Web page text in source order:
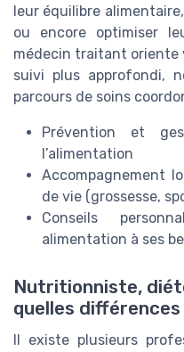
leur équilibre
ou encore optimiser
médecin traitant
suivi plus approfondi,
parcours de soins
Prévention et
l’alimentation
Accompagnement
de vie (grossesse,
Conseils
alimentation à ses
Nutritionniste,
quelles différences
Il existe plusieurs